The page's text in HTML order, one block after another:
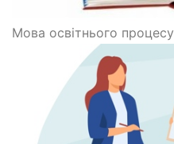
Мова освітнього процесу